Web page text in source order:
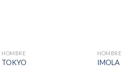
HOMBRE
TOKYO
HOMBRE
IMOLA